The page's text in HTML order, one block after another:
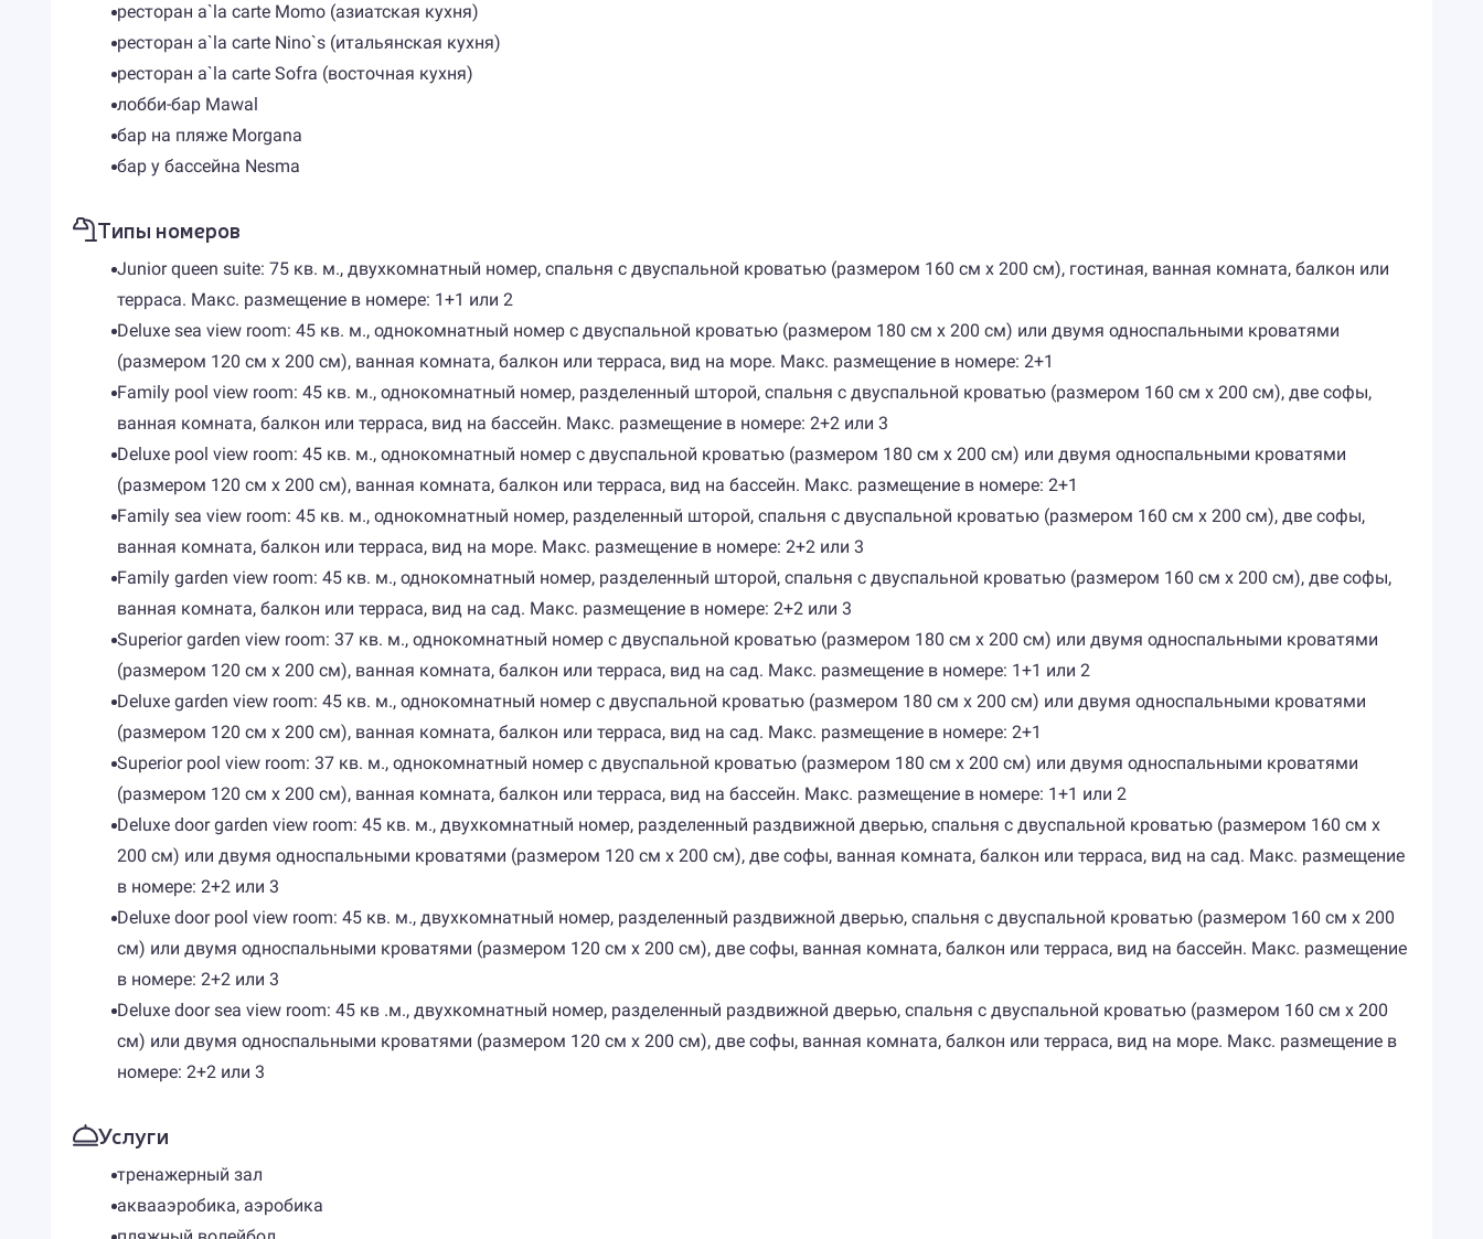
ресторан a`la carte Momo (азиатская кухня)
ресторан a`la carte Nino`s (итальянская кухня)
ресторан a`la carte Sofra (восточная кухня)
лобби-бар Mawal
бар на пляже Morgana
бар у бассейна Nesma
Типы номеров
Junior queen suite: 75 кв. м., двухкомнатный номер, спальня с двуспальной кроватью (размером 160 см х 200 см), гостиная, ванная комната, балкон или
терраса. Макс. размещение в номере: 1+1 или 2
Deluxe sea view room: 45 кв. м., однокомнатный номер с двуспальной кроватью (размером 180 см х 200 см) или двумя односпальными кроватями
(размером 120 см х 200 см), ванная комната, балкон или терраса, вид на море. Макс. размещение в номере: 2+1
Family pool view room: 45 кв. м., однокомнатный номер, разделенный шторой, спальня с двуспальной кроватью (размером 160 см х 200 см), две софы,
ванная комната, балкон или терраса, вид на бассейн. Макс. размещение в номере: 2+2 или 3
Deluxe pool view room: 45 кв. м., однокомнатный номер с двуспальной кроватью (размером 180 см х 200 см) или двумя односпальными кроватями
(размером 120 см х 200 см), ванная комната, балкон или терраса, вид на бассейн. Макс. размещение в номере: 2+1
Family sea view room: 45 кв. м., однокомнатный номер, разделенный шторой, спальня с двуспальной кроватью (размером 160 см х 200 см), две софы,
ванная комната, балкон или терраса, вид на море. Макс. размещение в номере: 2+2 или 3
Family garden view room: 45 кв. м., однокомнатный номер, разделенный шторой, спальня с двуспальной кроватью (размером 160 см х 200 см), две софы,
ванная комната, балкон или терраса, вид на сад. Макс. размещение в номере: 2+2 или 3
Superior garden view room: 37 кв. м., однокомнатный номер с двуспальной кроватью (размером 180 см х 200 см) или двумя односпальными кроватями
(размером 120 см х 200 см), ванная комната, балкон или терраса, вид на сад. Макс. размещение в номере: 1+1 или 2
Deluxe garden view room: 45 кв. м., однокомнатный номер с двуспальной кроватью (размером 180 см х 200 см) или двумя односпальными кроватями
(размером 120 см х 200 см), ванная комната, балкон или терраса, вид на сад. Макс. размещение в номере: 2+1
Superior pool view room: 37 кв. м., однокомнатный номер с двуспальной кроватью (размером 180 см х 200 см) или двумя односпальными кроватями
(размером 120 см х 200 см), ванная комната, балкон или терраса, вид на бассейн. Макс. размещение в номере: 1+1 или 2
Deluxe door garden view room: 45 кв. м., двухкомнатный номер, разделенный раздвижной дверью, спальня с двуспальной кроватью (размером 160 см х
200 см) или двумя односпальными кроватями (размером 120 см х 200 см), две софы, ванная комната, балкон или терраса, вид на сад. Макс. размещение
в номере: 2+2 или 3
Deluxe door pool view room: 45 кв. м., двухкомнатный номер, разделенный раздвижной дверью, спальня с двуспальной кроватью (размером 160 см х 200
см) или двумя односпальными кроватями (размером 120 см х 200 см), две софы, ванная комната, балкон или терраса, вид на бассейн. Макс. размещение
в номере: 2+2 или 3
Deluxe door sea view room: 45 кв .м., двухкомнатный номер, разделенный раздвижной дверью, спальня с двуспальной кроватью (размером 160 см х 200
см) или двумя односпальными кроватями (размером 120 см х 200 см), две софы, ванная комната, балкон или терраса, вид на море. Макс. размещение в
номере: 2+2 или 3
Услуги
тренажерный зал
аквааэробика, аэробика